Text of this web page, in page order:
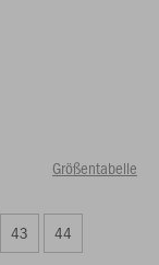
Größentabelle
43 44